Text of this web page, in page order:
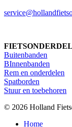
Buitenbanden
BInnenbanden
Rem en onderdelen
Spatborden
Stuur en toebehoren
© 2026 Holland
Close
Home